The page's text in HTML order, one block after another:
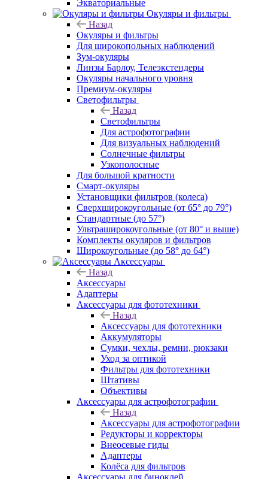
Экваториальные
Окуляры и фильтры
Назад
Окуляры и фильтры
Для широкопольных наблюдений
Зум-окуляры
Линзы Барлоу, Телеэкстендеры
Окуляры начального уровня
Премиум-окуляры
Светофильтры
Назад
Светофильтры
Для астрофотографии
Для визуальных наблюдений
Солнечные фильтры
Узкополосные
Для большой кратности
Смарт-окуляры
Установщики фильтров (колеса)
Сверхширокоугольные (от 65° до 79°)
Стандартные (до 57°)
Ультраширокоугольные (от 80° и выше)
Комплекты окуляров и фильтров
Широкоугольные (до 58° до 64°)
Аксессуары
Назад
Аксессуары
Адаптеры
Аксессуары для фототехники
Назад
Аксессуары для фототехники
Аккумуляторы
Сумки, чехлы, ремни, рюкзаки
Уход за оптикой
Фильтры для фототехники
Штативы
Объективы
Аксессуары для астрофотографии
Назад
Аксессуары для астрофотографии
Редукторы и корректоры
Внеосевые гиды
Адаптеры
Колёса для фильтров
Аксессуары для биноклей